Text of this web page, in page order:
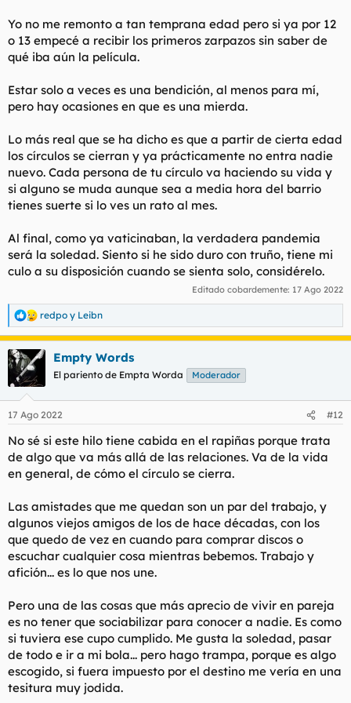
mes, con un Audi TT que también lo saca dos veces al mes, y
haciendo de pagafantas con muchas pavas, denotando el
típico postureo que hacen muchos en redes sociales que han
aparentando ser feliz, pero con una vida mísera y llena de
problemas emocionales.
Yo no me remonto a tan temprana edad pero si ya por 12
o 13 empecé a recibir los primeros zarpazos sin saber de
qué iba aún la película.
Estar solo a veces es una bendición, al menos para mí,
pero hay ocasiones en que es una mierda.
Lo más real que se ha dicho es que a partir de cierta edad
los círculos se cierran y ya prácticamente no entra nadie
nuevo. Cada persona de tu círculo va haciendo su vida y
si alguno se muda aunque sea a media hora del barrio
tienes suerte si lo ves un rato al mes.
Al final, como ya vaticinaban, la verdadera pandemia
será la soledad. Siento si he sido duro con truño, tiene mi
culo a su disposición cuando se sienta solo, considérelo.
Editado cobardemente: 17 Ago 2022
R
e
a
c
c
i
e
:
redpo y Leibn
Empty Words
El pariento de Empta Worda Moderador
17 Ago 2022 #12
No sé si este hilo tiene cabida en el rapiñas porque trata
de algo que va más allá de las relaciones. Va de la vida
en general, de cómo el círculo se cierra.
Las amistades que me quedan son un par del trabajo, y
algunos viejos amigos de los de hace décadas, con los
que quedo de vez en cuando para comprar discos o
escuchar cualquier cosa mientras bebemos. Trabajo y
afición... es lo que nos une.
Pero una de las cosas que más aprecio de vivir en pareja
es no tener que sociabilizar para conocer a nadie. Es como
si tuviera ese cupo cumplido. Me gusta la soledad, pasar
de todo e ir a mi bola... pero hago trampa, porque es algo
escogido, si fuera impuesto por el destino me vería en una
tesitura muy jodida.